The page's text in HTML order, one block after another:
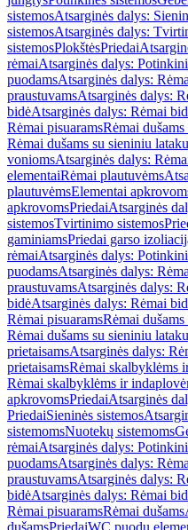
sistemosAtsarginės dalys:
sistemosAtsarginės dalys:
sistemosPlokštėsPriedai
rėmaiAtsarginės dalys:
puodamsAtsarginės dalys:
praustuvamsAtsarginės dalys:
bidėAtsarginės dalys: Rėmai
Rėmai pisuaramsRėmai
Rėmai dušams su sieniniu lataku
voniomsAtsarginės dalys:
elementaiRėmai plautuvėms
plautuvėmsElementai
apkrovomsPriedaiAtsarginės
sistemosTvirtinimo sistemos
gaminiamsPriedai garso
rėmaiAtsarginės dalys:
puodamsAtsarginės dalys:
praustuvamsAtsarginės dalys:
bidėAtsarginės dalys: Rėmai
Rėmai pisuaramsRėmai
Rėmai dušams su sieniniu lataku
prietaisamsAtsarginės dalys:
prietaisamsRėmai skalbyklėms
Rėmai skalbyklėms ir
apkrovomsPriedaiAtsarginės
PriedaiSieninės sistemos
sistemomsNuotekų sistemoms
rėmaiAtsarginės dalys:
puodamsAtsarginės dalys:
praustuvamsAtsarginės dalys:
bidėAtsarginės dalys: Rėmai
Rėmai pisuaramsRėmai dušams
dušamsPriedaiWC puodų